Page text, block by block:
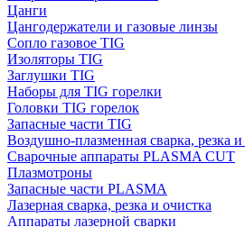
Цанги
Цангодержатели и газовые линзы
Сопло газовое TIG
Изоляторы TIG
Заглушки TIG
Наборы для TIG горелки
Головки TIG горелок
Запасные части TIG
Воздушно-плазменная сварка, резка
Сварочные аппараты PLASMA CUT
Плазмотроны
Запасные части PLASMA
Лазерная сварка, резка и очистка
Аппараты лазерной сварки